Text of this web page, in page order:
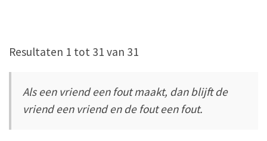
Resultaten 1 tot 31 van 31
Als een vriend een fout maakt, dan blijft de
vriend een vriend en de fout een fout.